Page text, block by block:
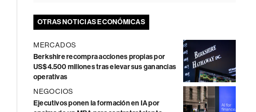
OTRAS NOTICIAS ECONÓMICAS
MERCADOS
Berkshire recompra acciones propias por
US$4.500 millones tras elevar sus ganancias
operativas
NEGOCIOS
Ejecutivos ponen la formación en IA por